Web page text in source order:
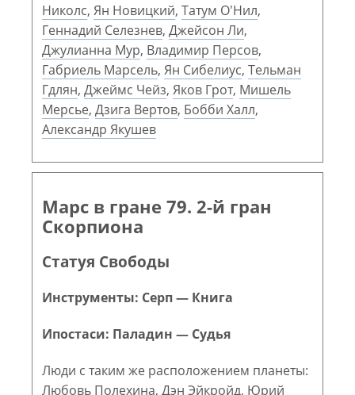
Николс, Ян Новицкий, Татум О'Нил,
Геннадий Селезнев, Джейсон Ли,
Джулианна Мур, Владимир Персов,
Габриель Марсель, Ян Сибелиус, Тельман
Гдлян, Джеймс Чейз, Яков Грот, Мишель
Мерсье, Дзига Вертов, Бобби Халл,
Александр Якушев
Марс в гране 79. 2-й гран
Скорпиона
Статуя Свободы
Инструменты: Серп — Книга
Ипостаси: Паладин — Судья
Люди с таким же расположением планеты:
Любовь Полехина, Дэн Эйкройд, Юрий